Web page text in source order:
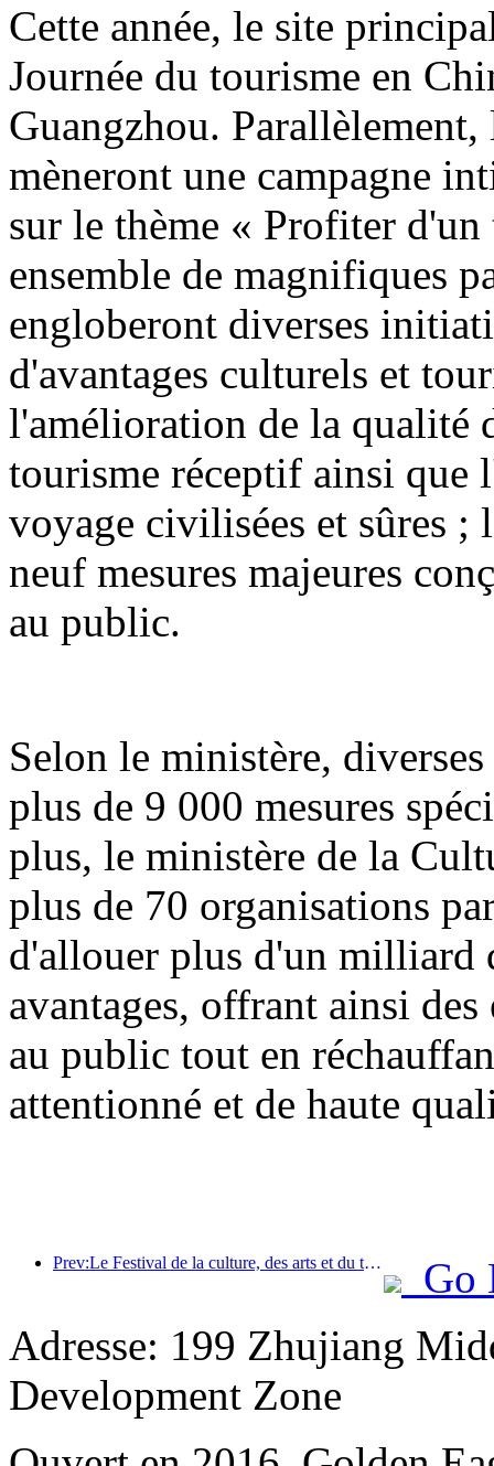
Cette année, le site
Journée du tourisme en
Guangzhou.
mèneront une campagne
sur le thème « Profiter
ensemble de magnifiques
engloberont diverses
d'avantages culturels et
l'amélioration de la qualité
tourisme réceptif ainsi que
voyage civilisées et sûres ;
neuf mesures majeures
au public.
Selon le ministère,
plus de 9 000 mesures
plus, le ministère de la
plus de 70 organisations
d'allouer plus d'un milliard
avantages, offrant ainsi
au public tout en
attentionné et de haute
Prev:Le Festival de la culture, des arts et du tourisme international de Jiangnan ouvrira ses portes le 25 avril.
Go
Adresse: 199 Zhujiang
Development Zone